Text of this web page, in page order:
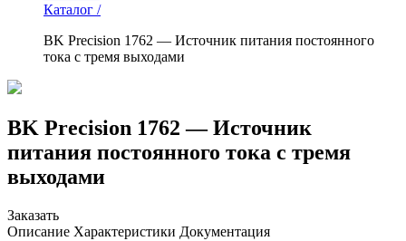
Каталог /
BK Precision 1762 — Источник питания постоянного
тока с тремя выходами
BK Precision 1762 — Источник
питания постоянного тока с тремя
выходами
Заказать
Описание Характеристики Документация